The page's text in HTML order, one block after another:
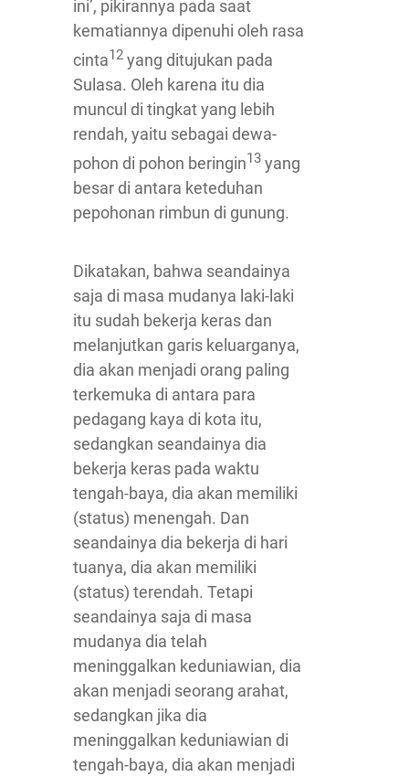
ini’, pikirannya pada saat
kematiannya dipenuhi oleh rasa
cinta12 yang ditujukan pada
Sulasa. Oleh karena itu dia
muncul di tingkat yang lebih
rendah, yaitu sebagai dewa-
pohon di pohon beringin13 yang
besar di antara keteduhan
pepohonan rimbun di gunung.
Dikatakan, bahwa seandainya
saja di masa mudanya laki-laki
itu sudah bekerja keras dan
melanjutkan garis keluarganya,
dia akan menjadi orang paling
terkemuka di antara para
pedagang kaya di kota itu,
sedangkan seandainya dia
bekerja keras pada waktu
tengah-baya, dia akan memiliki
(status) menengah. Dan
seandainya dia bekerja di hari
tuanya, dia akan memiliki
(status) terendah. Tetapi
seandainya saja di masa
mudanya dia telah
meninggalkan keduniawian, dia
akan menjadi seorang arahat,
sedangkan jika dia
meninggalkan keduniawian di
tengah-baya, dia akan menjadi